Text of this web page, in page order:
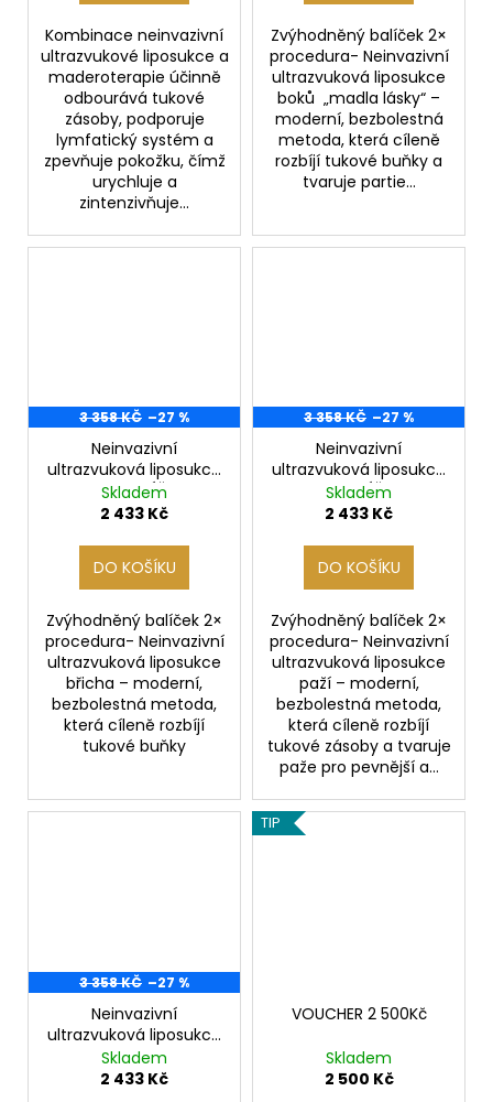
Kombinace neinvazivní
ultrazvukové liposukce a
maderoterapie účinně
odbourává tukové
zásoby, podporuje
lymfatický systém a
zpevňuje pokožku, čímž
urychluje a
zintenzivňuje...
Zvýhodněný balíček 2×
procedura- Neinvazivní
ultrazvuková liposukce
boků „madla lásky“ –
moderní, bezbolestná
metoda, která cíleně
rozbíjí tukové buňky a
tvaruje partie...
3 358 KČ –27 %
Neinvazivní
ultrazvuková liposukce
břicha- BALÍČEK 2x
Skladem
2 433 Kč
DO KOŠÍKU
Zvýhodněný balíček 2×
procedura- Neinvazivní
ultrazvuková liposukce
břicha – moderní,
bezbolestná metoda,
která cíleně rozbíjí
tukové buňky
3 358 KČ –27 %
Neinvazivní
ultrazvuková liposukce
paží- BALÍČEK 2x
Skladem
2 433 Kč
DO KOŠÍKU
Zvýhodněný balíček 2×
procedura- Neinvazivní
ultrazvuková liposukce
paží – moderní,
bezbolestná metoda,
která cíleně rozbíjí
tukové zásoby a tvaruje
paže pro pevnější a...
3 358 KČ –27 %
Neinvazivní
ultrazvuková liposukce
zad – oblast
„podprsenky“- BALÍČEK
Skladem
2 433 Kč
TIP
VOUCHER 2 500Kč
Skladem
2 500 Kč